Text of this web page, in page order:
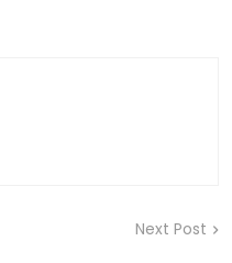
Next Post